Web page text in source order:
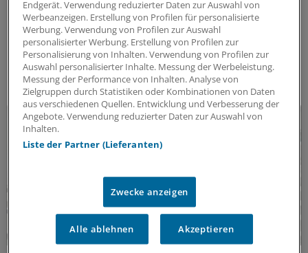
Gesundheit? Welche Menschen sind besonders
betroffen, wie können sie geschützt und auf
Klimaextreme vorbereitet werden? Und was bedeutet
das für Praxen und Kliniken?
Kooperation|In Kooperation mit: Frankfurter Forum
Endgerät. Verwendung reduzierter Daten zur Auswahl von
Werbeanzeigen. Erstellung von Profilen für personalisierte
Werbung. Verwendung von Profilen zur Auswahl
personalisierter Werbung. Erstellung von Profilen zur
Personalisierung von Inhalten. Verwendung von Profilen zur
Auswahl personalisierter Inhalte. Messung der Werbeleistung.
Messung der Performance von Inhalten. Analyse von
Zielgruppen durch Statistiken oder Kombinationen von Daten
aus verschiedenen Quellen. Entwicklung und Verbesserung der
Angebote. Verwendung reduzierter Daten zur Auswahl von
Inhalten.
Liste der Partner (Lieferanten)
Zwecke anzeigen
Alle ablehnen Akzeptieren